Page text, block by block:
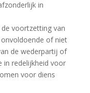
in
voortzetting van
of niet
de wederpartij of
in redelijkheid voor
voor diens